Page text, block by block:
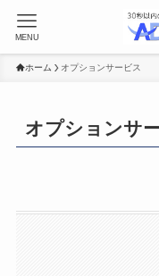
MENU
ホーム オプションサービス
オプションサ